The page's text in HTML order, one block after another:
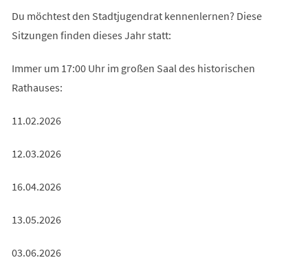
Du möchtest den Stadtjugendrat kennenlernen? Diese
Sitzungen finden dieses Jahr statt:
Immer um 17:00 Uhr im großen Saal des historischen
Rathauses:
11.02.2026
12.03.2026
16.04.2026
13.05.2026
03.06.2026